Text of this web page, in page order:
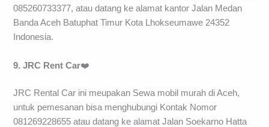
085260733377, atau datang ke alamat kantor Jalan Medan
Banda Aceh Batuphat Timur Kota Lhokseumawe 24352
Indonesia.
9. JRC Rent Car❤️
JRC Rental Car ini meupakan Sewa mobil murah di Aceh,
untuk pemesanan bisa menghubungi Kontak Nomor
081269228655 atau datang ke alamat Jalan Soekarno Hatta